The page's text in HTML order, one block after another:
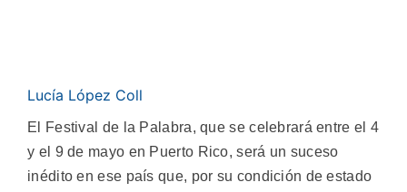
Lucía López Coll
El Festival de la Palabra, que se celebrará entre el 4
y el 9 de mayo en Puerto Rico, será un suceso
inédito en ese país que, por su condición de estado